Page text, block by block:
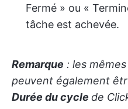
Fermé » ou «
tâche est achevée.
Remarque : les
peuvent également
Durée du cycle de